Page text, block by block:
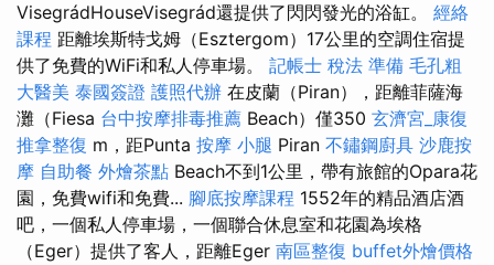
VisegrádHouseVisegrád還提供了閃閃發光的浴缸。 經絡
課程 距離埃斯特戈姆（Esztergom）17公里的空調住宿提
供了免費的WiFi和私人停車場。 記帳士 稅法 準備 毛孔粗
大醫美 泰國簽證 護照代辦 在皮蘭（Piran），距離菲薩海
灘（Fiesa 台中按摩排毒推薦 Beach）僅350 玄濟宮_康復
推拿整復 m，距Punta 按摩 小腿 Piran 不鏽鋼廚具 沙鹿按
摩 自助餐 外燴茶點 Beach不到1公里，帶有旅館的Opara花
園，免費wifi和免費... 腳底按摩課程 1552年的精品酒店酒
吧，一個私人停車場，一個聯合休息室和花園為埃格
（Eger）提供了客人，距離Eger 南區整復 buffet外燴價格